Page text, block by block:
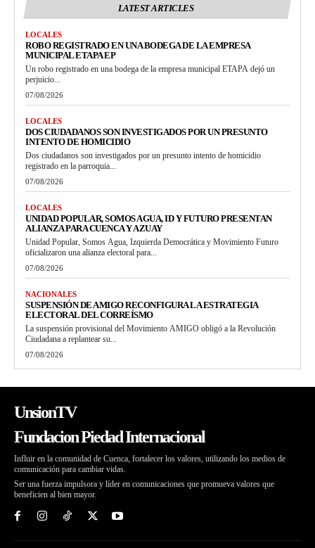
LATEST ARTICLES
LOCALES
ROBO REGISTRADO EN UNA BODEGA DE LA EMPRESA
MUNICIPAL ETAPA EP
Un robo registrado en una bodega de la empresa municipal ETAPA dejó un
perjuicio...
07/08/2026
LOCALES
DOS CIUDADANOS SON INVESTIGADOS POR UN PRESUNTO
INTENTO DE HOMICIDIO
Dos ciudadanos son investigados por un presunto intento de homicidio
registrado en la parroquia...
07/08/2026
LOCALES
UNIDAD POPULAR, SOMOS AGUA, ID Y FUTURO PRESENTAN
ALIANZA PARA CUENCA Y AZUAY
Unidad Popular, Somos Agua, Izquierda Democrática y Movimiento Futuro
oficializaron una alianza electoral para...
07/08/2026
NACIONALES
SUSPENSIÓN DE AMIGO RECONFIGURA LA ESTRATEGIA
ELECTORAL DEL CORREÍSMO
La suspensión provisional del Movimiento AMIGO obligó a la Revolución
Ciudadana a replantear su...
07/08/2026
UnsionTV
Fundacion Piedad Internacional
Influir en la comunidad de Cuenca, fortalecer los valores, utilizando los medios de
comunicación para cambiar vidas.
Ser una fuerza impulsora y líder en comunicaciones que promueva valores que
beneficien al bien mayor.